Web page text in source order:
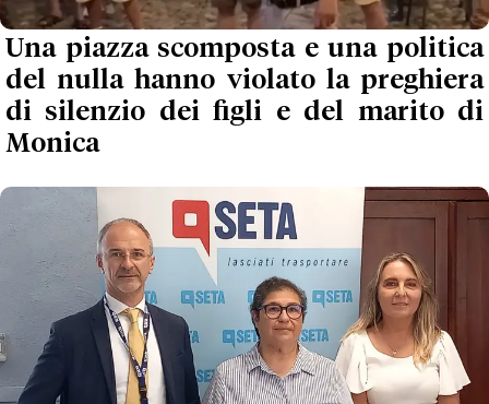
Una piazza scomposta e una politica
del nulla hanno violato la preghiera
di silenzio dei figli e del marito di
Monica